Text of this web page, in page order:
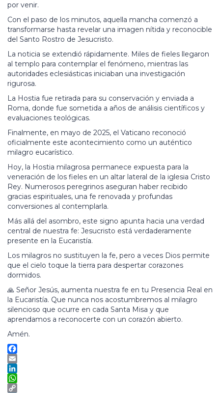
por venir.
Con el paso de los minutos, aquella mancha comenzó a
transformarse hasta revelar una imagen nítida y reconocible
del Santo Rostro de Jesucristo.
La noticia se extendió rápidamente. Miles de fieles llegaron
al templo para contemplar el fenómeno, mientras las
autoridades eclesiásticas iniciaban una investigación
rigurosa.
La Hostia fue retirada para su conservación y enviada a
Roma, donde fue sometida a años de análisis científicos y
evaluaciones teológicas.
Finalmente, en mayo de 2025, el Vaticano reconoció
oficialmente este acontecimiento como un auténtico
milagro eucarístico.
Hoy, la Hostia milagrosa permanece expuesta para la
veneración de los fieles en un altar lateral de la iglesia Cristo
Rey. Numerosos peregrinos aseguran haber recibido
gracias espirituales, una fe renovada y profundas
conversiones al contemplarla.
Más allá del asombro, este signo apunta hacia una verdad
central de nuestra fe: Jesucristo está verdaderamente
presente en la Eucaristía.
Los milagros no sustituyen la fe, pero a veces Dios permite
que el cielo toque la tierra para despertar corazones
dormidos.
🙏 Señor Jesús, aumenta nuestra fe en tu Presencia Real en
la Eucaristía. Que nunca nos acostumbremos al milagro
silencioso que ocurre en cada Santa Misa y que
aprendamos a reconocerte con un corazón abierto.
Amén.
Facebook
Email
LinkedIn
WhatsApp